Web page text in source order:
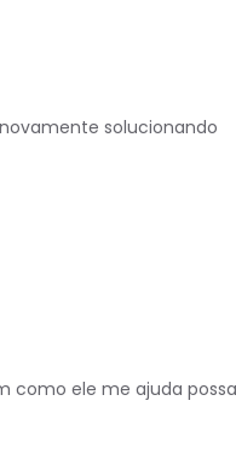
solucionando
como ele me ajuda